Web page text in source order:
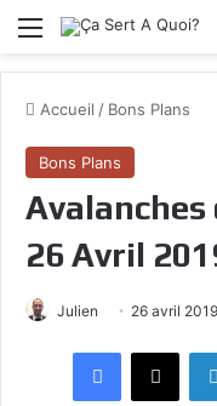
Menu
Accueil / Bons Plans
Bons Plans
Avalanches
26 Avril
Julien 26 avril 2019
Facebook
X